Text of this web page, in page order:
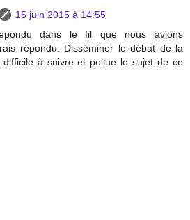
15 juin 2015 à 14:55
dans le fil que nous avions
répondu. Disséminer le débat de la
à suivre et pollue le sujet de ce